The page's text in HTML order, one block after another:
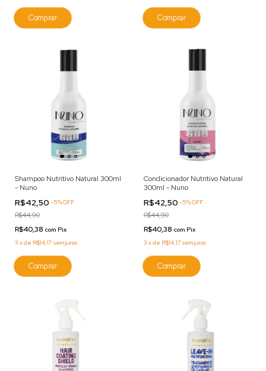
Shampoo Nutritivo Natural 300ml
- Nuno
R$42,50 -5%OFF
R$44,90
R$40,38 com Pix
3 xde R$14,17 sem juros
Condicionador Nutritivo Natural
300ml - Nuno
R$42,50 -5%OFF
R$44,90
R$40,38 com Pix
3 xde R$14,17 sem juros